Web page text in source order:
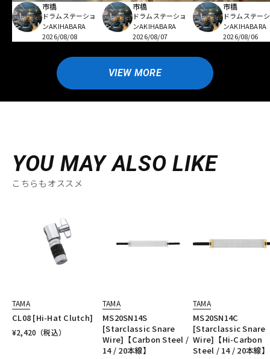
市橋
ドラムステーショ
ンAKIHABARA
2026/08/08
市橋
ドラムステーショ
ンAKIHABARA
2026/08/07
市橋
ドラムステー
ンAKIHABARA
2026/08/06
VIEW MORE
YOU MAY ALSO LIKE
こちらもオススメ
TAMA
CL08 [Hi-Hat Clutch]
¥2,420 （税込）
TAMA
MS20SN14S
[Starclassic Snare
Wire]【Carbon Steel /
14 / 20本線】
TAMA
MS20SN14C
[Starclassic Snare
Wire]【Hi-Carbon
Steel / 14 / 20本線】